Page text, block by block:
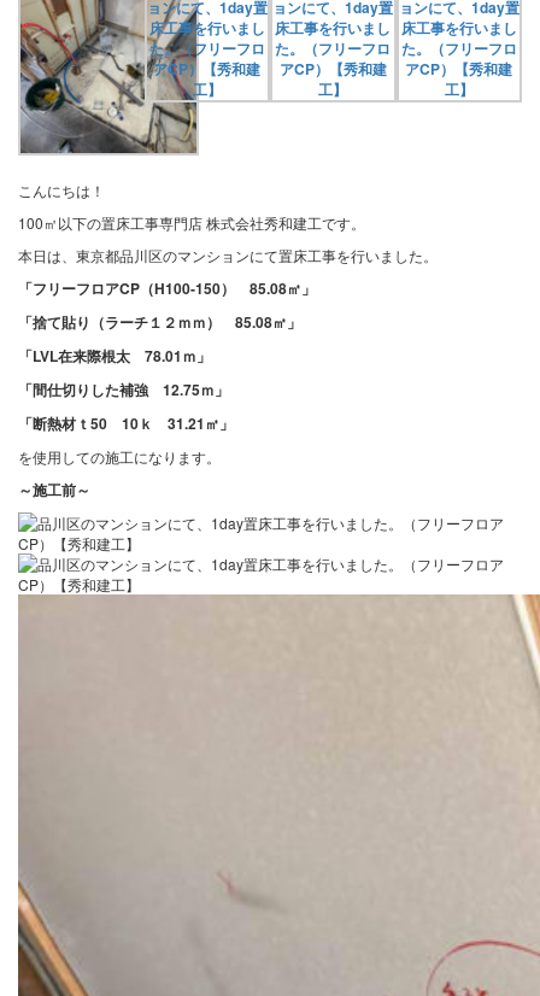
こんにちは！
100㎡以下の置床工事専門店 株式会社秀和建工です。
本日は、東京都品川区のマンションにて置床工事を行いました。
「フリーフロアCP（H100-150） 85.08㎡」
「捨て貼り（ラーチ１２ｍｍ） 85.08㎡」
「LVL在来際根太 78.01ｍ 」
「間仕切りした補強 12.75ｍ」
「断熱材ｔ50 10ｋ 31.21㎡」
を使用しての施工になります。
～施工前～